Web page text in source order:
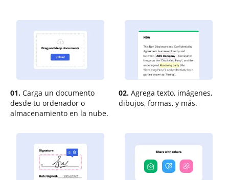
01. Carga un documento
desde tu ordenador o
almacenamiento en la nube.
02. Agrega texto, imágenes,
dibujos, formas, y más.